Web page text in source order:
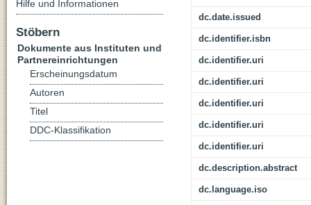
dc.date.issued
dc.identifier.isbn
dc.identifier.uri
dc.identifier.uri
dc.identifier.uri
dc.identifier.uri
dc.identifier.uri
dc.description.abstract
dc.language.iso
Hilfe und Informationen
Stöbern
Dokumente aus Instituten und
Partnereinrichtungen
Erscheinungsdatum
Autoren
Titel
DDC-Klassifikation